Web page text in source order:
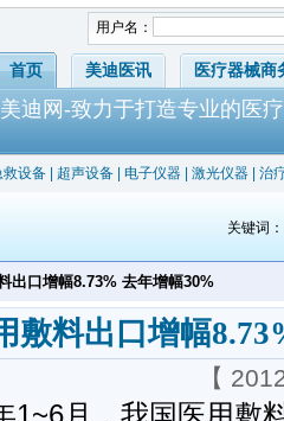
用户名：
首页 美迪医讯 医疗器械商
美迪网-致力于打造专业的医
救设备 超声设备 电子仪器 激光仪器 治
关键词
出口增幅8.73% 去年增幅30%
敷料出口增幅
【
1~6月，我国医用敷